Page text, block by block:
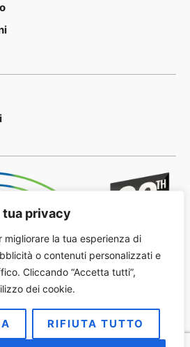
tua privacy
migliorare la tua esperienza di
o contenuti personalizzati e
Cliccando “Accetta tutti”,
dei cookie.
RIFIUTA TUTTO
METALOG Italia